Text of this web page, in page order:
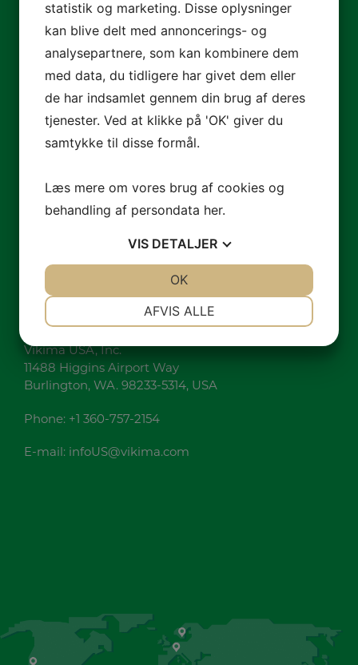
DK – 4960 Holeby
+45 5460 7010
E-mail:infoDK@vikima.com
Vikima France
853 Route d´Aucamville
E-mail:infoFR@vikima.com
Vikima USA
Vikima USA, Inc.
11488 Higgins Airport Way
Burlington, WA. 98233-5314, USA
Phone: +1 360-757-2154
E-mail: infoUS@vikima.com
statistik og marketing. Disse oplysninger
kan blive delt med annoncerings- og
analysepartnere, som kan kombinere dem
med data, du tidligere har givet dem eller
de har indsamlet gennem din brug af deres
tjenester. Ved at klikke på 'OK' giver du
samtykke til disse formål.
Læs mere om vores brug af cookies og
behandling af persondata her.
VIS DETALJER
MARKETING
AFVIS ALLE
OK